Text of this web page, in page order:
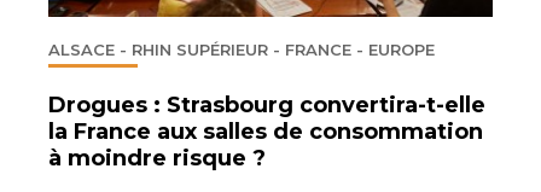
ALSACE - RHIN SUPÉRIEUR - FRANCE - EUROPE
Drogues : Strasbourg convertira-t-elle
la France aux salles de consommation
à moindre risque ?